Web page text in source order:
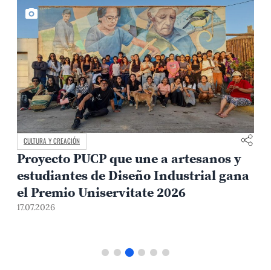
CULTURA Y CREACIÓN
Proyecto PUCP que une a artesanos y
estudiantes de Diseño Industrial gana
el Premio Uniservitate 2026
17.07.2026